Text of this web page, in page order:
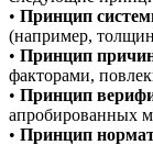
• Принцип
(например,
• Принцип
факторами,
• Принцип
апробированных
• Принцип